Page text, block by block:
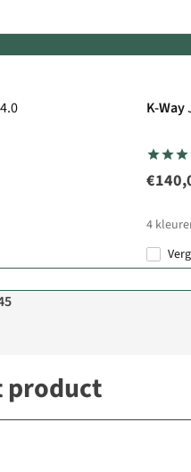
K-Way
4
product